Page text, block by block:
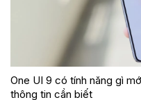
One UI 9 có tính năng gì
thông tin cần biết